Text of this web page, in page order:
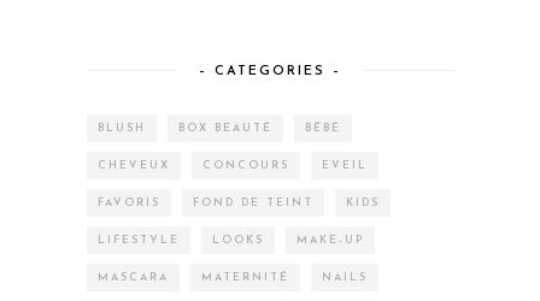
– CATEGORIES –
BLUSH BOX BEAUTÉ BÉBÉ
CHEVEUX CONCOURS EVEIL
FAVORIS FOND DE TEINT KIDS
LIFESTYLE LOOKS MAKE-UP
MASCARA MATERNITÉ NAILS